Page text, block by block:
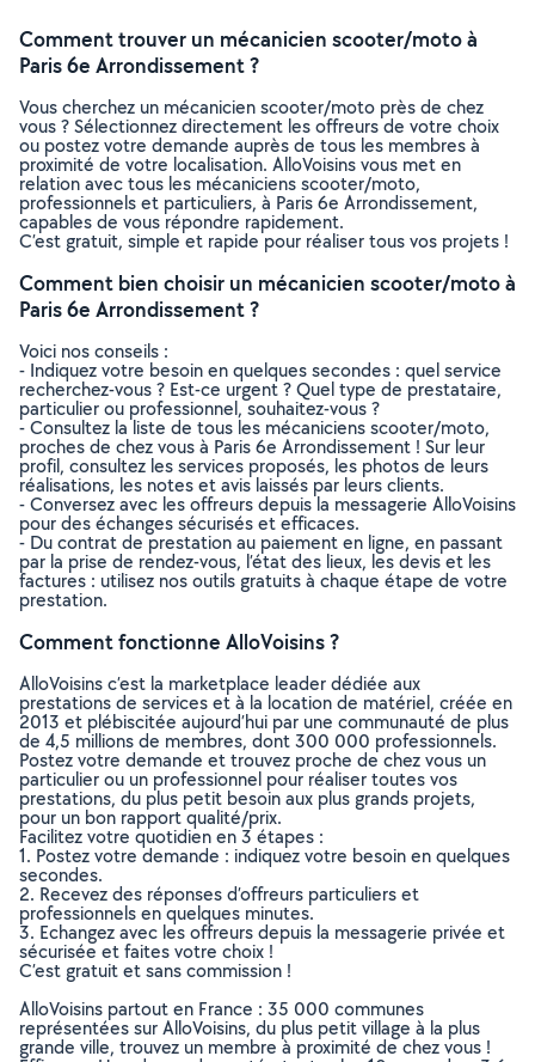
Comment trouver un mécanicien scooter/moto à
Paris 6e Arrondissement ?
Vous cherchez un mécanicien scooter/moto près de chez
vous ? Sélectionnez directement les offreurs de votre choix
ou postez votre demande auprès de tous les membres à
proximité de votre localisation. AlloVoisins vous met en
relation avec tous les mécaniciens scooter/moto,
professionnels et particuliers, à Paris 6e Arrondissement,
capables de vous répondre rapidement.
C’est gratuit, simple et rapide pour réaliser tous vos projets !
Comment bien choisir un mécanicien scooter/moto à
Paris 6e Arrondissement ?
Voici nos conseils :
- Indiquez votre besoin en quelques secondes : quel service
recherchez-vous ? Est-ce urgent ? Quel type de prestataire,
particulier ou professionnel, souhaitez-vous ?
- Consultez la liste de tous les mécaniciens scooter/moto,
proches de chez vous à Paris 6e Arrondissement ! Sur leur
profil, consultez les services proposés, les photos de leurs
réalisations, les notes et avis laissés par leurs clients.
- Conversez avec les offreurs depuis la messagerie AlloVoisins
pour des échanges sécurisés et efficaces.
- Du contrat de prestation au paiement en ligne, en passant
par la prise de rendez-vous, l’état des lieux, les devis et les
factures : utilisez nos outils gratuits à chaque étape de votre
prestation.
Comment fonctionne AlloVoisins ?
AlloVoisins c’est la marketplace leader dédiée aux
prestations de services et à la location de matériel, créée en
2013 et plébiscitée aujourd’hui par une communauté de plus
de 4,5 millions de membres, dont 300 000 professionnels.
Postez votre demande et trouvez proche de chez vous un
particulier ou un professionnel pour réaliser toutes vos
prestations, du plus petit besoin aux plus grands projets,
pour un bon rapport qualité/prix.
Facilitez votre quotidien en 3 étapes :
1. Postez votre demande : indiquez votre besoin en quelques
secondes.
2. Recevez des réponses d’offreurs particuliers et
professionnels en quelques minutes.
3. Echangez avec les offreurs depuis la messagerie privée et
sécurisée et faites votre choix !
C’est gratuit et sans commission !
AlloVoisins partout en France : 35 000 communes
représentées sur AlloVoisins, du plus petit village à la plus
grande ville, trouvez un membre à proximité de chez vous !